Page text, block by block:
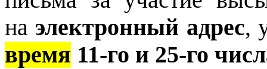
на электронный адрес,
время 11-го и 25-го